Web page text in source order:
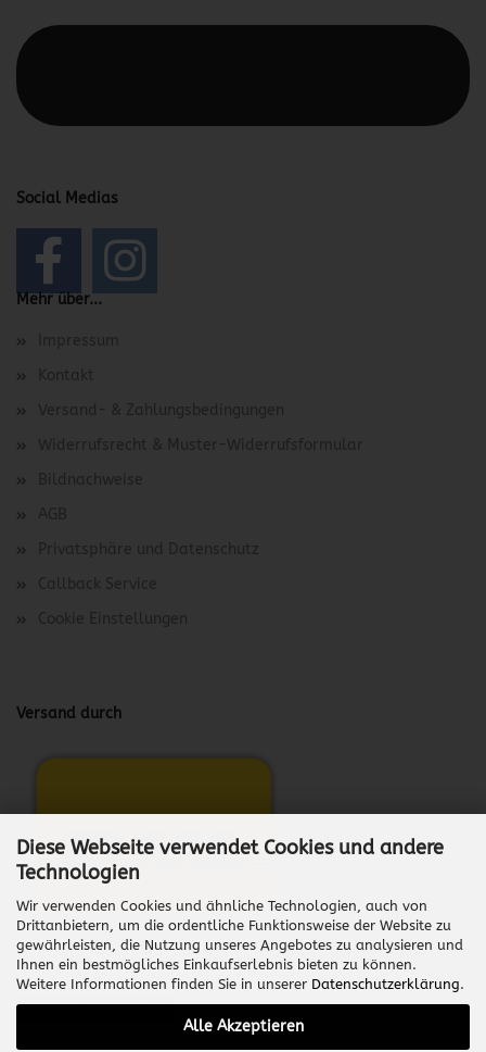
Diese Webseite verwendet Cookies und andere
Technologien
Wir verwenden Cookies und ähnliche Technologien, auch von
Drittanbietern, um die ordentliche Funktionsweise der Website zu
gewährleisten, die Nutzung unseres Angebotes zu analysieren und
Ihnen ein bestmögliches Einkaufserlebnis bieten zu können.
Weitere Informationen finden Sie in unserer Datenschutzerklärung.
Alle Akzeptieren
Social Medias
Mehr über...
Impressum
Kontakt
Versand- & Zahlungsbedingungen
Widerrufsrecht & Muster-Widerrufsformular
Bildnachweise
AGB
Privatsphäre und Datenschutz
Callback Service
Cookie Einstellungen
Versand durch
Vertrag widerrufen